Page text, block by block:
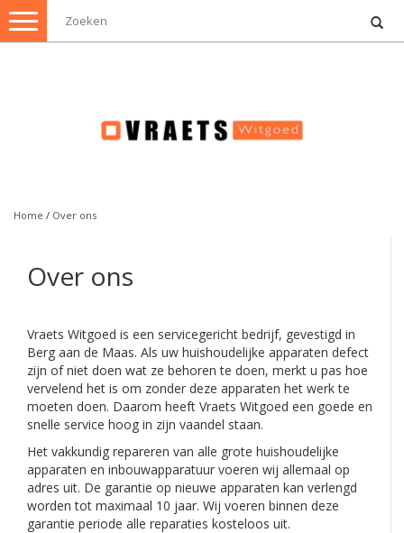
Toggle
navigation
Home / Over ons
Over ons
Vraets Witgoed is een servicegericht bedrijf, gevestigd in
Berg aan de Maas. Als uw huishoudelijke apparaten defect
zijn of niet doen wat ze behoren te doen, merkt u pas hoe
vervelend het is om zonder deze apparaten het werk te
moeten doen. Daarom heeft Vraets Witgoed een goede en
snelle service hoog in zijn vaandel staan.
Het vakkundig repareren van alle grote huishoudelijke
apparaten en inbouwapparatuur voeren wij allemaal op
adres uit. De garantie op nieuwe apparaten kan verlengd
worden tot maximaal 10 jaar. Wij voeren binnen deze
garantie periode alle reparaties kosteloos uit.